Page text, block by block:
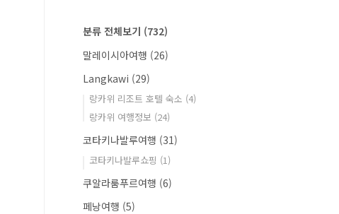
분류 전체보기 (732)
말레이시아여행 (26)
Langkawi (29)
랑카위 리조트 호텔 숙소 (4)
랑카위 여행정보 (24)
코타키나발루여행 (31)
코타키나발루쇼핑 (1)
쿠알라룸푸르여행 (6)
페낭여행 (5)